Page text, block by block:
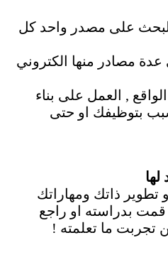
على مصدر واحد كل
مصادر منها الكتروني
, العمل على بناء
بتوظيفك او حتى
ذاتك ومهاراتك
قمت بدراسته او راجع
تجربت ما تعلمته !